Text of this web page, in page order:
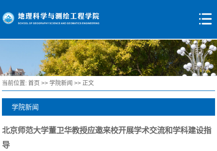
当前位置:首页 >>学院新闻 >> 正文
学院新闻
北京师范大学董卫华教授应邀来校开展学术交流和学科建设指
导